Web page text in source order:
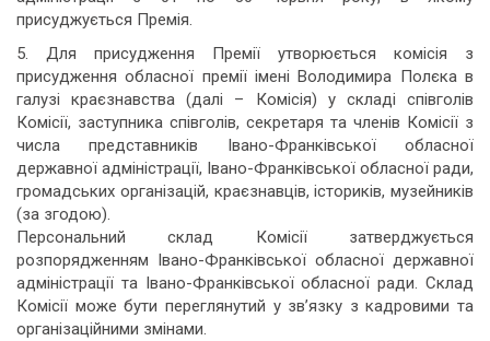
присуджується Премія.
5. Для присудження Премії утворюється комісія з
присудження обласної премії імені Володимира Полєка в
галузі краєзнавства (далі – Комісія) у складі співголів
Комісії, заступника співголів, секретаря та членів Комісії з
числа представників Івано-Франківської обласної
державної адміністрації, Івано-Франківської обласної ради,
громадських організацій, краєзнавців, істориків, музейників
(за згодою).
Персональний склад Комісії затверджується
розпорядженням Івано-Франківської обласної державної
адміністрації та Івано-Франківської обласної ради. Склад
Комісії може бути переглянутий у зв’язку з кадровими та
організаційними змінами.